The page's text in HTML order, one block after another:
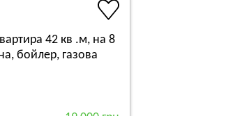
42 кв .м, на 8
бойлер, газова